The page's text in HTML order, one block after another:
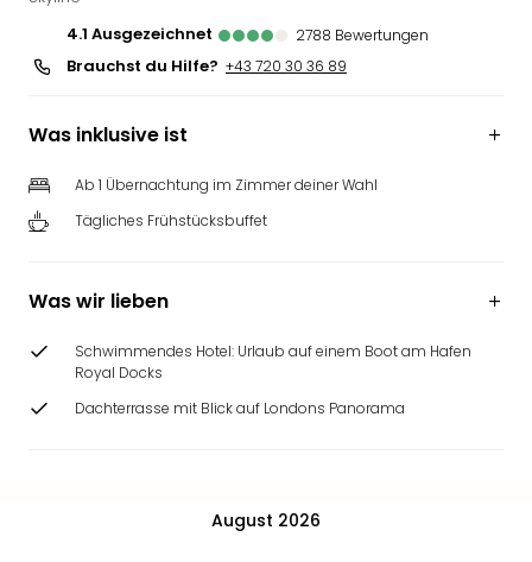
4.1
ausgezeichnet 2788 Bewertungen
Brauchst du Hilfe? +43 720 30 36 89
Was inklusive ist
Ab 1 Übernachtung im Zimmer deiner Wahl
Tägliches Frühstücksbuffet
Was wir lieben
Schwimmendes Hotel: Urlaub auf einem Boot am Hafen
Royal Docks
Dachterrasse mit Blick auf Londons Panorama
August 2026